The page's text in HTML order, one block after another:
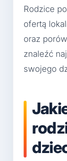
Rodzice
ofertą
oraz
znaleźć
swojego